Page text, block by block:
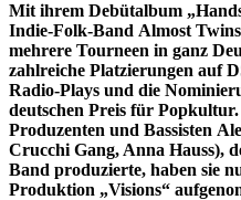
Mit ihrem Debütalbum
Indie-Folk-Band Almost
mehrere Tourneen in ganz
zahlreiche Platzierungen auf
Radio-Plays und die
deutschen Preis für
Produzenten und Bassisten
Crucchi Gang, Anna Hauss),
Band produzierte, haben sie
Produktion „Visions“